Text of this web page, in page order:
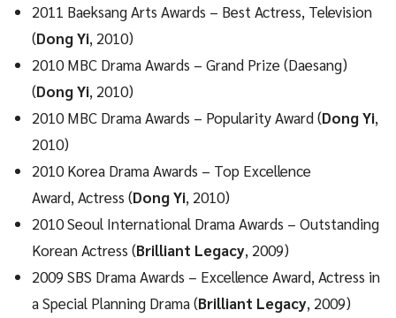
2011 Baeksang Arts Awards – Best Actress, Television
(Dong Yi, 2010)
2010 MBC Drama Awards – Grand Prize (Daesang)
(Dong Yi, 2010)
2010 MBC Drama Awards – Popularity Award (Dong Yi,
2010)
2010 Korea Drama Awards – Top Excellence
Award, Actress (Dong Yi, 2010)
2010 Seoul International Drama Awards – Outstanding
Korean Actress (Brilliant Legacy, 2009)
2009 SBS Drama Awards – Excellence Award, Actress in
a Special Planning Drama (Brilliant Legacy, 2009)